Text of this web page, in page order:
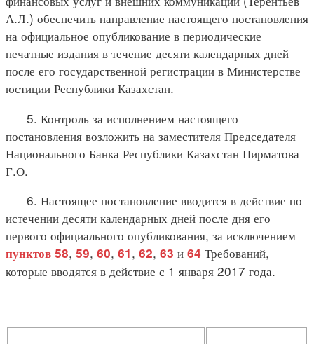
А.Л.) обеспечить направление настоящего постановления
на официальное опубликование в периодические
печатные издания в течение десяти календарных дней
после его государственной регистрации в Министерстве
юстиции Республики Казахстан.
5. Контроль за исполнением настоящего
постановления возложить на заместителя Председателя
Национального Банка Республики Казахстан Пирматова
Г.О.
6. Настоящее постановление вводится в действие по
истечении десяти календарных дней после дня его
первого официального опубликования, за исключением
пунктов 58, 59, 60, 61, 62, 63 и 64 Требований,
которые вводятся в действие с 1 января 2017 года.